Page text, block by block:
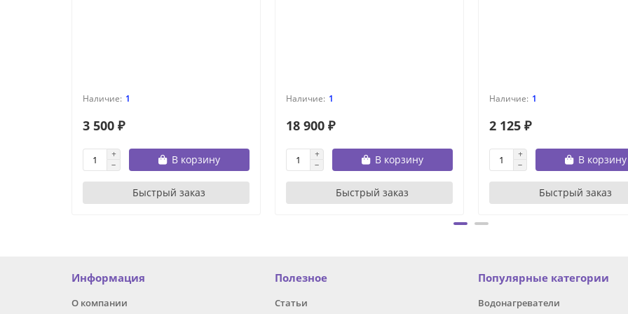
1
3 500 ₽
В корзину
Быстрый заказ
1
18 900 ₽
В корзину
Быстрый заказ
1
2 125 ₽
В корзину
Быстрый заказ
Информация
О компании
Полезное
Статьи
Популярные категории
Водонагреватели